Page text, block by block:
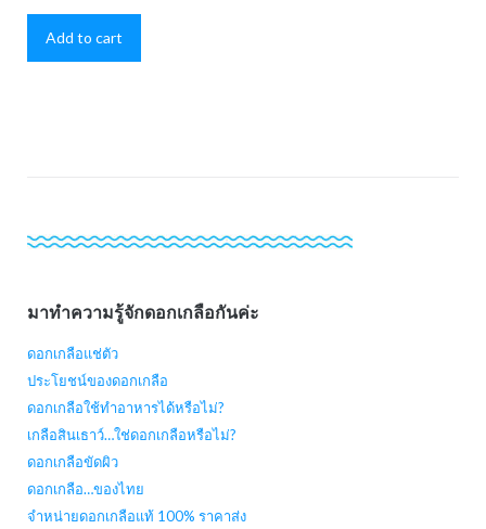
Add to cart
มาทำความรู้จักดอกเกลือกันค่ะ
ดอกเกลือแช่ตัว
ประโยชน์ของดอกเกลือ
ดอกเกลือใช้ทำอาหารได้หรือไม่?
เกลือสินเธาว์…ใช่ดอกเกลือหรือไม่?
ดอกเกลือขัดผิว
ดอกเกลือ…ของไทย
จำหน่ายดอกเกลือแท้ 100% ราคาส่ง